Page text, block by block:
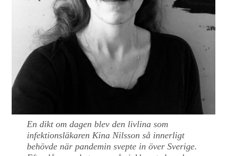
En dikt om dagen blev den livlina som
infektionsläkaren Kina Nilsson så innerligt
behövde när pandemin svepte in över Sverige.